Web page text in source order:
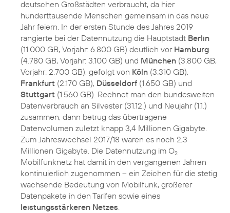
deutschen Großstädten verbraucht, da hier
hunderttausende Menschen gemeinsam in das neue
Jahr feiern. In der ersten Stunde des Jahres 2019
rangierte bei der Datennutzung die Hauptstadt Berlin
(11.000 GB, Vorjahr: 6.800 GB) deutlich vor Hamburg
(4.780 GB, Vorjahr: 3.100 GB) und München (3.800 GB,
Vorjahr: 2.700 GB), gefolgt von Köln (3.310 GB),
Frankfurt (2.170 GB), Düsseldorf (1.650 GB) und
Stuttgart (1.560 GB). Rechnet man den bundesweiten
Datenverbrauch an Silvester (31.12.) und Neujahr (1.1.)
zusammen, dann betrug das übertragene
Datenvolumen zuletzt knapp 3,4 Millionen Gigabyte.
Zum Jahreswechsel 2017/18 waren es noch 2,3
Millionen Gigabyte. Die Datennutzung im O2
Mobilfunknetz hat damit in den vergangenen Jahren
kontinuierlich zugenommen – ein Zeichen für die stetig
wachsende Bedeutung von Mobilfunk, größerer
Datenpakete in den Tarifen sowie eines
leistungsstärkeren Netzes.